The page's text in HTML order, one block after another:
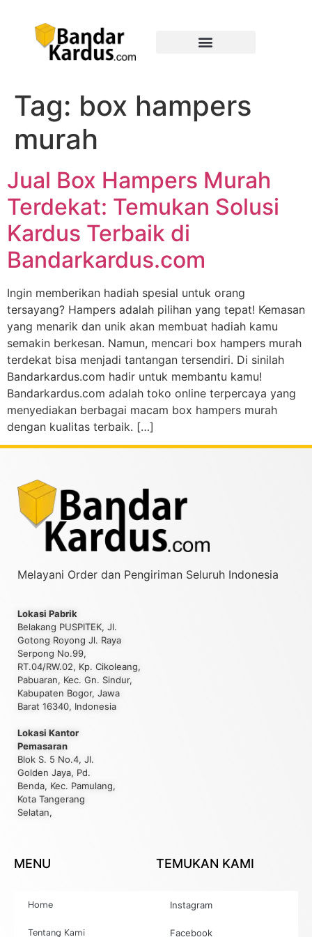
Tag: box hampers
murah
Jual Box Hampers Murah
Terdekat: Temukan Solusi
Kardus Terbaik di
Bandarkardus.com
Ingin memberikan hadiah spesial untuk orang
tersayang? Hampers adalah pilihan yang tepat! Kemasan
yang menarik dan unik akan membuat hadiah kamu
semakin berkesan. Namun, mencari box hampers murah
terdekat bisa menjadi tantangan tersendiri. Di sinilah
Bandarkardus.com hadir untuk membantu kamu!
Bandarkardus.com adalah toko online terpercaya yang
menyediakan berbagai macam box hampers murah
dengan kualitas terbaik. […]
Melayani Order dan Pengiriman Seluruh Indonesia
Lokasi Pabrik
Belakang PUSPITEK, Jl.
Gotong Royong Jl. Raya
Serpong No.99,
RT.04/RW.02, Kp. Cikoleang,
Pabuaran, Kec. Gn. Sindur,
Kabupaten Bogor, Jawa
Barat 16340, Indonesia
Lokasi Kantor
Pemasaran
Blok S. 5 No.4, Jl.
Golden Jaya, Pd.
Benda, Kec. Pamulang,
Kota Tangerang
Selatan,
MENU
Home
Tentang Kami
TEMUKAN KAMI
Instagram
Facebook